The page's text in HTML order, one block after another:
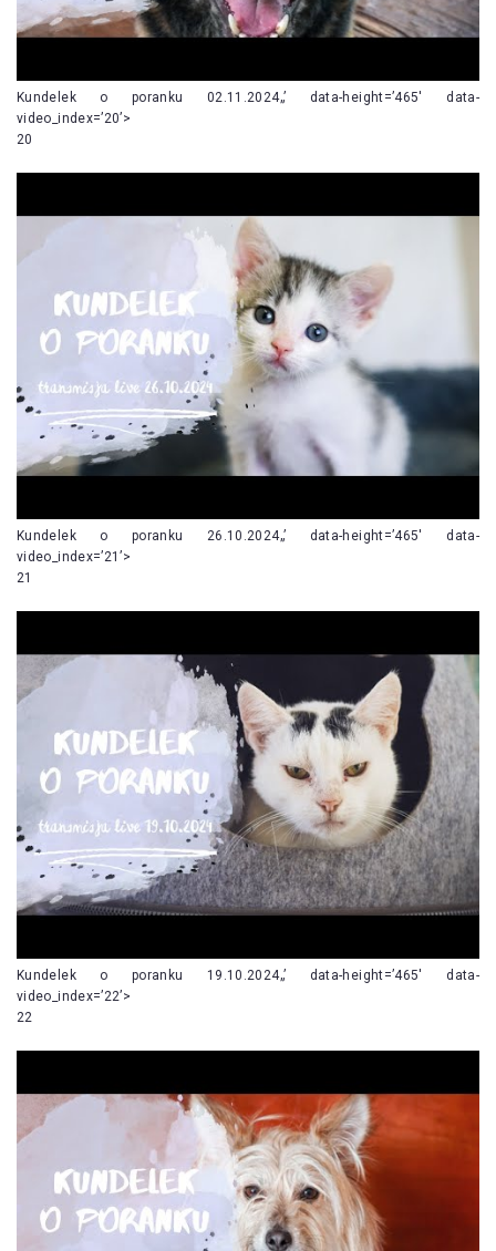
Kundelek o poranku 02.11.2024„’ data-height=’465′ data-
video_index=’20’>
20
Kundelek o poranku 26.10.2024„’ data-height=’465′ data-
video_index=’21’>
21
Kundelek o poranku 19.10.2024„’ data-height=’465′ data-
video_index=’22’>
22